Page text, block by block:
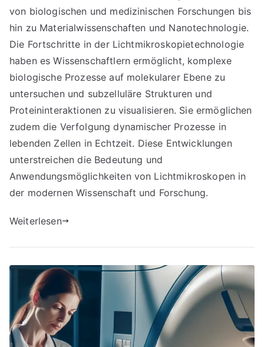
von biologischen und medizinischen Forschungen bis
hin zu Materialwissenschaften und Nanotechnologie.
Die Fortschritte in der Lichtmikroskopietechnologie
haben es Wissenschaftlern ermöglicht, komplexe
biologische Prozesse auf molekularer Ebene zu
untersuchen und subzelluläre Strukturen und
Proteininteraktionen zu visualisieren. Sie ermöglichen
zudem die Verfolgung dynamischer Prozesse in
lebenden Zellen in Echtzeit. Diese Entwicklungen
unterstreichen die Bedeutung und
Anwendungsmöglichkeiten von Lichtmikroskopen in
der modernen Wissenschaft und Forschung.
Weiterlesen